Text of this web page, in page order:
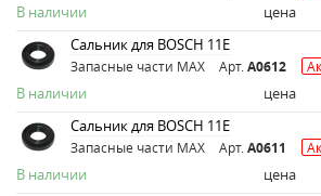
В наличии цена
Сальник для BOSCH 11E
Запасные части MAX Арт. A0612
В наличии цена
Сальник для BOSCH 11E
Запасные части MAX Арт. A0611
В наличии цена